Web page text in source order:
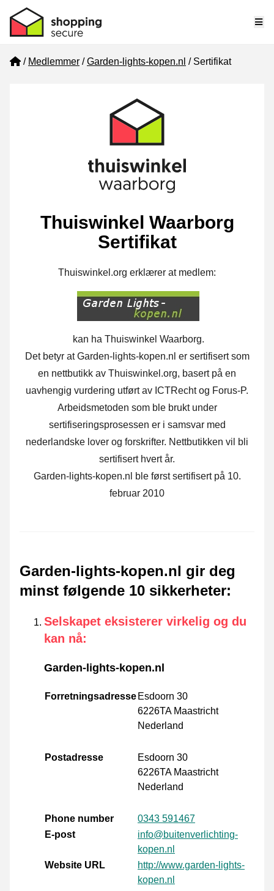
Home
Medlemmer Garden-lights-kopen.nl Sertifikat
Thuiswinkel Waarborg
Sertifikat
Thuiswinkel.org erklærer at medlem:
kan ha Thuiswinkel Waarborg.
Det betyr at Garden-lights-kopen.nl er sertifisert som
en nettbutikk av Thuiswinkel.org, basert på en
uavhengig vurdering utført av ICTRecht og Forus-P.
Arbeidsmetoden som ble brukt under
sertifiseringsprosessen er i samsvar med
nederlandske lover og forskrifter. Nettbutikken vil bli
sertifisert hvert år.
Garden-lights-kopen.nl ble først sertifisert på 10.
februar 2010
Garden-lights-kopen.nl gir deg
minst følgende 10 sikkerheter:
Selskapet eksisterer virkelig og du
kan nå:
Garden-lights-kopen.nl
Forretningsadresse Esdoorn 30
6226TA Maastricht
Nederland
Postadresse
Esdoorn 30
6226TA Maastricht
Nederland
Phone number
0343 591467
E-post
info@buitenverlichting-
kopen.nl
Website URL
http://www.garden-lights-
kopen.nl